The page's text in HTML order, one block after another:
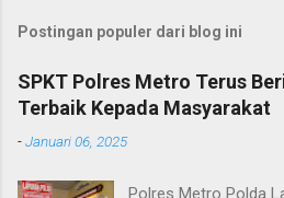
Postingan populer dari blog ini
SPKT Polres Metro Terus
Terbaik Kepada Masyarakat
-Januari 06, 2025
Polres Metro Polda